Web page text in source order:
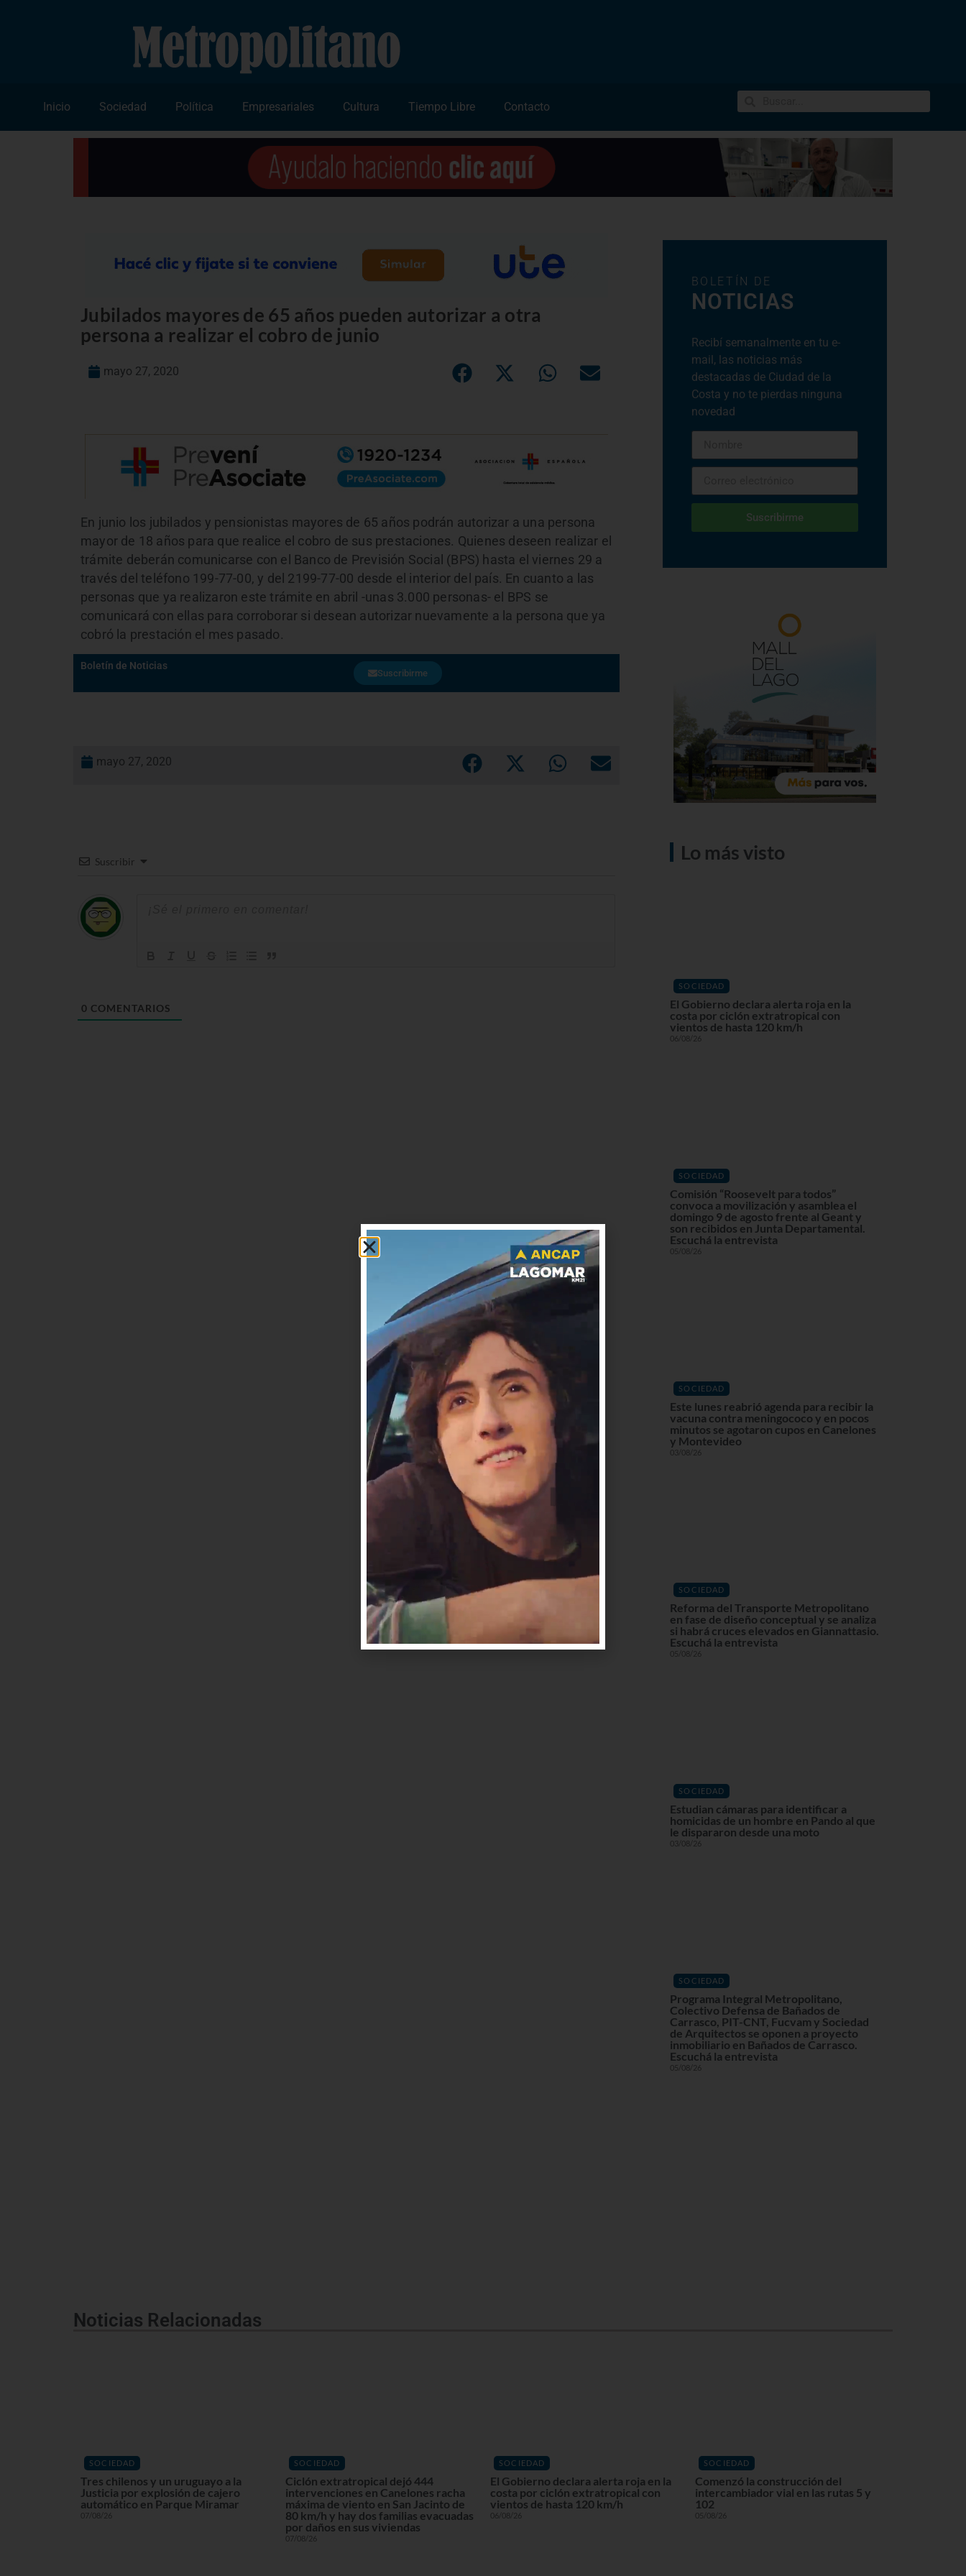
Inicio Sociedad Política Empresariales Cultura Tiempo Libre Contacto
Jubilados mayores de 65 años pueden autorizar a otra
persona a realizar el cobro de junio
mayo 27, 2020
En junio los jubilados y pensionistas mayores de 65 años podrán autorizar a una persona
mayor de 18 años para que realice el cobro de sus prestaciones. Quienes deseen realizar el
trámite deberán comunicarse con el Banco de Previsión Social (BPS) hasta el viernes 29 a
través del teléfono 199-77-00, y del 2199-77-00 desde el interior del país. En cuanto a las
personas que ya realizaron este trámite en abril -unas 3.000 personas- el BPS se
comunicará con ellas para corroborar si desean autorizar nuevamente a la persona que ya
cobró la prestación el mes pasado.
Boletín de Noticias
Suscribirme
mayo 27, 2020
Suscribir
0 COMENTARIOS
BOLETÍN DE
NOTICIAS
Recibí semanalmente en tu e-
mail, las noticias más
destacadas de Ciudad de la
Costa y no te pierdas ninguna
novedad
Suscribirme
Lo más visto
SOCIEDAD
El Gobierno declara alerta roja en la
costa por ciclón extratropical con
vientos de hasta 120 km/h
06/08/26
SOCIEDAD
Comisión “Roosevelt para todos”
convoca a movilización y asamblea el
domingo 9 de agosto frente al Geant y
son recibidos en Junta Departamental.
Escuchá la entrevista
05/08/26
SOCIEDAD
Este lunes reabrió agenda para recibir la
vacuna contra meningococo y en pocos
minutos se agotaron cupos en Canelones
y Montevideo
03/08/26
SOCIEDAD
Reforma del Transporte Metropolitano
en fase de diseño conceptual y se analiza
si habrá cruces elevados en Giannattasio.
Escuchá la entrevista
05/08/26
SOCIEDAD
Estudian cámaras para identificar a
homicidas de un hombre en Pando al que
le dispararon desde una moto
03/08/26
SOCIEDAD
Programa Integral Metropolitano,
Colectivo Defensa de Bañados de
Carrasco, PIT-CNT, Fucvam y Sociedad
de Arquitectos se oponen a proyecto
inmobiliario en Bañados de Carrasco.
Escuchá la entrevista
05/08/26
Noticias Relacionadas
SOCIEDAD
Tres chilenos y un uruguayo a la
Justicia por explosión de cajero
automático en Parque Miramar
07/08/26
SOCIEDAD
Ciclón extratropical dejó 444
intervenciones en Canelones racha
máxima de viento en San Jacinto de
80 km/h y hay dos familias evacuadas
por daños en sus viviendas
07/08/26
SOCIEDAD
El Gobierno declara alerta roja en la
costa por ciclón extratropical con
vientos de hasta 120 km/h
06/08/26
SOCIEDAD
Comenzó la construcción del
intercambiador vial en las rutas 5 y
102
05/08/26